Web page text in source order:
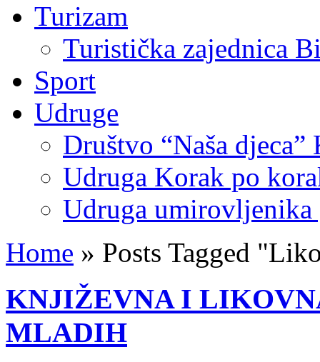
Turizam
Turistička zajednica
Sport
Udruge
Društvo “Naša djeca”
Udruga Korak po
Udruga umirovljenika
Home » Posts Tagged "
KNJIŽEVNA I
MLADIH